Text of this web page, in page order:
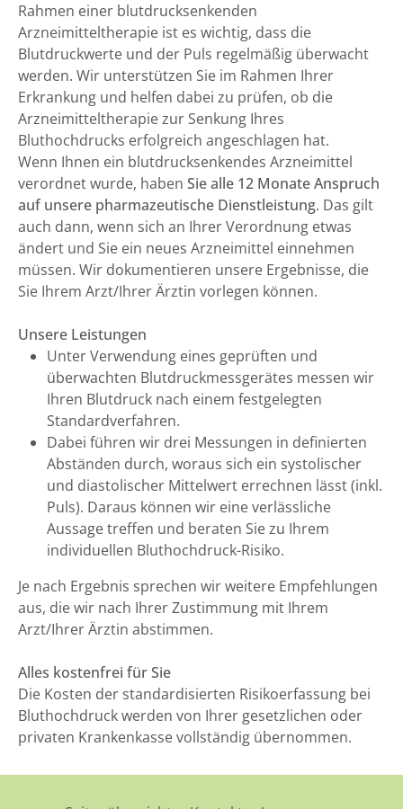
Rahmen einer blutdrucksenkenden
Arzneimitteltherapie ist es wichtig, dass die
Blutdruckwerte und der Puls regelmäßig überwacht
werden. Wir unterstützen Sie im Rahmen Ihrer
Erkrankung und helfen dabei zu prüfen, ob die
Arzneimitteltherapie zur Senkung Ihres
Bluthochdrucks erfolgreich angeschlagen hat.
Wenn Ihnen ein blutdrucksenkendes Arzneimittel
verordnet wurde, haben Sie alle 12 Monate Anspruch
auf unsere pharmazeutische Dienstleistung. Das gilt
auch dann, wenn sich an Ihrer Verordnung etwas
ändert und Sie ein neues Arzneimittel einnehmen
müssen. Wir dokumentieren unsere Ergebnisse, die
Sie Ihrem Arzt/Ihrer Ärztin vorlegen können.
Unsere Leistungen
Unter Verwendung eines geprüften und
überwachten Blutdruckmessgerätes messen wir
Ihren Blutdruck nach einem festgelegten
Standardverfahren.
Dabei führen wir drei Messungen in definierten
Abständen durch, woraus sich ein systolischer
und diastolischer Mittelwert errechnen lässt (inkl.
Puls). Daraus können wir eine verlässliche
Aussage treffen und beraten Sie zu Ihrem
individuellen Bluthochdruck-Risiko.
Je nach Ergebnis sprechen wir weitere Empfehlungen
aus, die wir nach Ihrer Zustimmung mit Ihrem
Arzt/Ihrer Ärztin abstimmen.
Alles kostenfrei für Sie
Die Kosten der standardisierten Risikoerfassung bei
Bluthochdruck werden von Ihrer gesetzlichen oder
privaten Krankenkasse vollständig übernommen.